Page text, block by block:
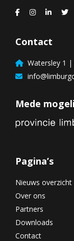
Contact
Watersley 1 |
Mede
Pagina’s
Nieuws overzicht
Over ons
Partners
Downloads
Contact